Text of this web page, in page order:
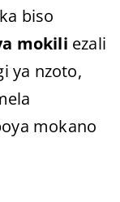
biso
mokili ezali
ya nzoto,
mokano